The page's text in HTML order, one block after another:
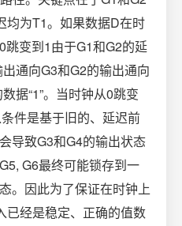
均为T1。如果数据D在时
变到1由于G1和G2的延
通向G3和G2的输出通向
据“1”。当时钟从0跳变
件是基于旧的、延迟前
导致G3和G4的输出状态
G6最终可能锁存到一
。因此为了保证在时钟上
已经是稳定、正确的值数